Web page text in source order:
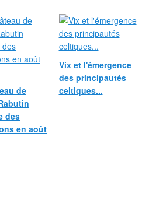
de
des
en août
Vix et l'émergence
des principautés
celtiques...